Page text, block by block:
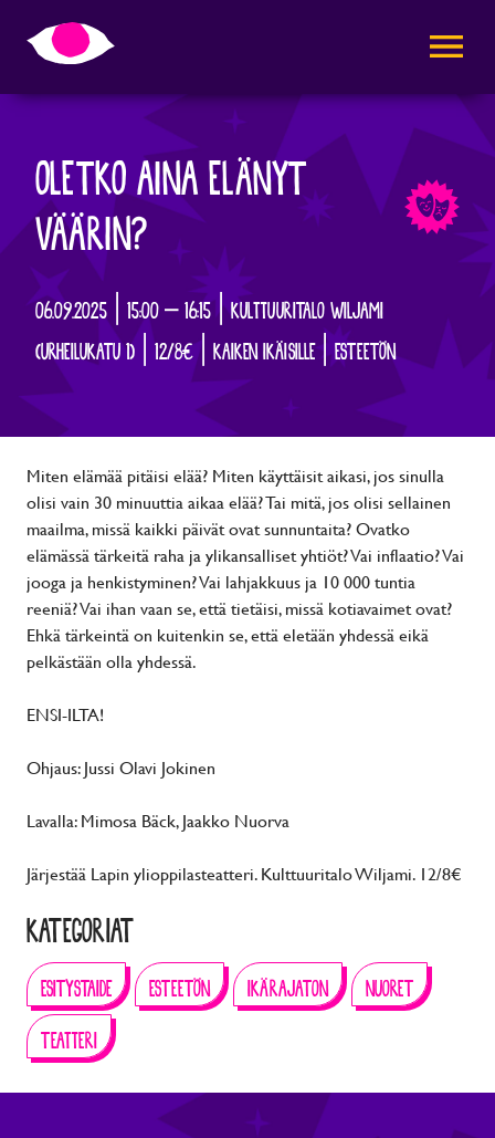
OLETKO AINA ELÄNYT
VÄÄRIN?
06.09.2025 | 15:00 – 16:15 | KULTTUURITALO WILJAMI
(URHEILUKATU 1) | 12/8€ | KAIKEN IKÄISILLE | ESTEETÖN
Miten elämää pitäisi elää? Miten käyttäisit aikasi, jos sinulla
olisi vain 30 minuuttia aikaa elää? Tai mitä, jos olisi sellainen
maailma, missä kaikki päivät ovat sunnuntaita? Ovatko
elämässä tärkeitä raha ja ylikansalliset yhtiöt? Vai inflaatio? Vai
jooga ja henkistyminen? Vai lahjakkuus ja 10 000 tuntia
reeniä? Vai ihan vaan se, että tietäisi, missä kotiavaimet ovat?
Ehkä tärkeintä on kuitenkin se, että eletään yhdessä eikä
pelkästään olla yhdessä.
ENSI-ILTA!
Ohjaus: Jussi Olavi Jokinen
Lavalla: Mimosa Bäck, Jaakko Nuorva
Järjestää Lapin ylioppilasteatteri. Kulttuuritalo Wiljami. 12/8€
KATEGORIAT
ESITYSTAIDE ESTEETÖN IKÄRAJATON
NUORET
TEATTERI